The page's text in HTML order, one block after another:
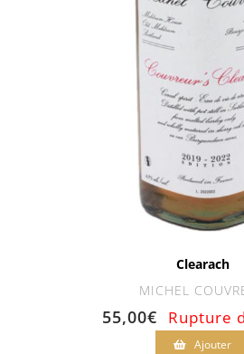
Clearach
MICHEL
55,00€ Rupture
Ajouter